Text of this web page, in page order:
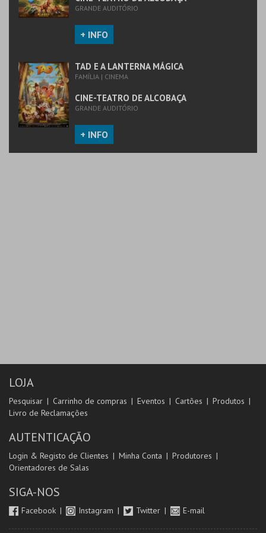
GRANDE AUDITÓRIO
+ INFO
TAD E A LANTERNA MÁGICA
FAMÍLIA | CINEMA
CINE-TEATRO DE ALCOBAÇA
GRANDE AUDITÓRIO
+ INFO
LOJA
Pesquisar Carrinho de compras Eventos Cartões
Produtos
Livro de Reclamações
AUTENTICAÇÃO
Login & Registo de Clientes Minha Conta
Produtores
Orientadores de Salas
SIGA-NOS
Facebook Instagram Twitter E-mail